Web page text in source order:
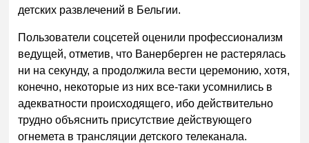
детских развлечений в Бельгии.
Пользователи соцсетей оценили профессионализм
ведущей, отметив, что Ванерберген не растерялась
ни на секунду, а продолжила вести церемонию, хотя,
конечно, некоторые из них все-таки усомнились в
адекватности происходящего, ибо действительно
трудно объяснить присутствие действующего
огнемета в трансляции детского телеканала.